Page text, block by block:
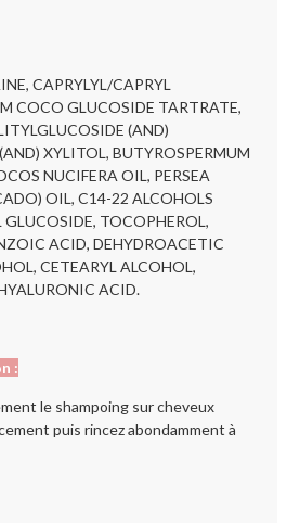
CAPRYLYL/CAPRYL
COCO GLUCOSIDE TARTRATE,
(AND)
XYLITOL, BUTYROSPERMUM
NUCIFERA OIL, PERSEA
OIL, C14-22 ALCOHOLS
TOCOPHEROL,
ACID, DEHYDROACETIC
CETEARYL ALCOHOL,
ACID.
:
le shampoing sur cheveux
puis rincez abondamment à